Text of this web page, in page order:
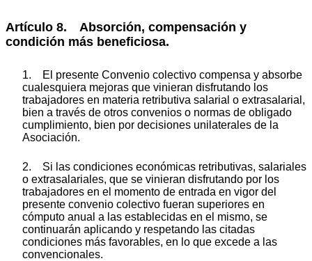
Artículo 8. Absorción, compensación y
condición más beneficiosa.
1. El presente Convenio colectivo compensa y absorbe
cualesquiera mejoras que vinieran disfrutando los
trabajadores en materia retributiva salarial o extrasalarial,
bien a través de otros convenios o normas de obligado
cumplimiento, bien por decisiones unilaterales de la
Asociación.
2. Si las condiciones económicas retributivas, salariales
o extrasalariales, que se vinieran disfrutando por los
trabajadores en el momento de entrada en vigor del
presente convenio colectivo fueran superiores en
cómputo anual a las establecidas en el mismo, se
continuarán aplicando y respetando las citadas
condiciones más favorables, en lo que excede a las
convencionales.